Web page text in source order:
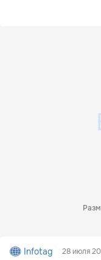
Infotag 28 июля